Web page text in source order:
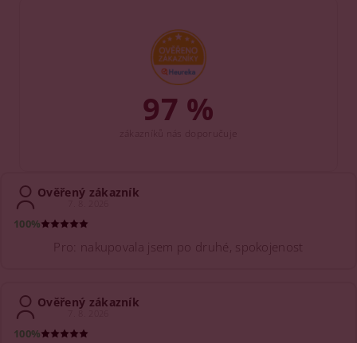
97 %
Ověřený zákazník
100%
Pro: nakupovala jsem po druhé, spokojenost
Ověřený zákazník
100%